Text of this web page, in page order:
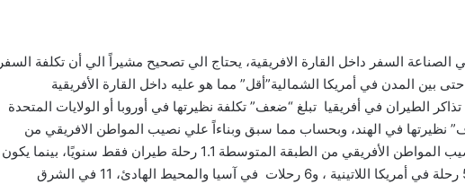
الصناعة السفر داخل القارة الافريقية، يحتاج الي تصحيح مشيراً الي أن تكلفة السفر
بين المدن في أمريكا الشمالية”أقل” مما هو عليه داخل القارة الأفريقية
الطيران في أفريقيا تبلغ “ضعف” تكلفة نظيرتها في أوروبا أو الولايات المتحدة
نظيرتها في الهند، وبحساب مما سبق وبناءاً علي نصيب المواطن الافريقي من
الناتج المحلي الإجمالي، يكون نصيب المواطن الأفريقي من الطبقة المتوسطة 1.1 رحلة طيران فقط سنويًا، بينما يكون
لنظرائهم في القارات الأخرى 5.4 رحلة في أمريكا اللاتينية ، و6 رحلات في آسيا والمحيط الهادئ، 11 في الشرق